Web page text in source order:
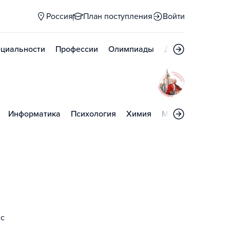
Россия План поступления Войти
Профессии Олимпиады Дни открытых
Информатика Психология Химия Математика